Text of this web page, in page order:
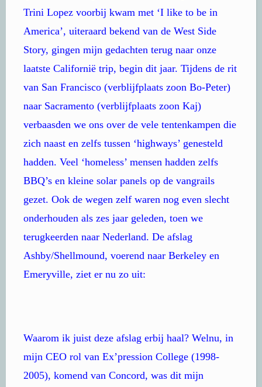
Trini Lopez voorbij kwam met ‘I like to be in
America’, uiteraard bekend van de West Side
Story, gingen mijn gedachten terug naar onze
laatste Californië trip, begin dit jaar. Tijdens de rit
van San Francisco (verblijfplaats zoon Bo-Peter)
naar Sacramento (verblijfplaats zoon Kaj)
verbaasden we ons over de vele tentenkampen die
zich naast en zelfs tussen ‘highways’ genesteld
hadden. Veel ‘homeless’ mensen hadden zelfs
BBQ’s en kleine solar panels op de vangrails
gezet. Ook de wegen zelf waren nog even slecht
onderhouden als zes jaar geleden, toen we
terugkeerden naar Nederland. De afslag
Ashby/Shellmound, voerend naar Berkeley en
Emeryville, ziet er nu zo uit:
Waarom ik juist deze afslag erbij haal? Welnu, in
mijn CEO rol van Ex’pression College (1998-
2005), komend van Concord, was dit mijn